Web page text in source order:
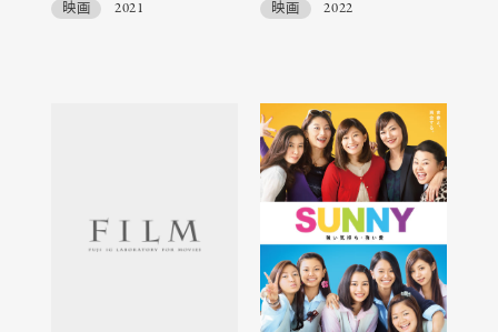
映画 2021 映画 2022